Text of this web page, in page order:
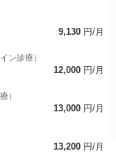
9,130 円/月
ン診療）
12,000 円/月
）
13,000 円/月
13,200 円/月